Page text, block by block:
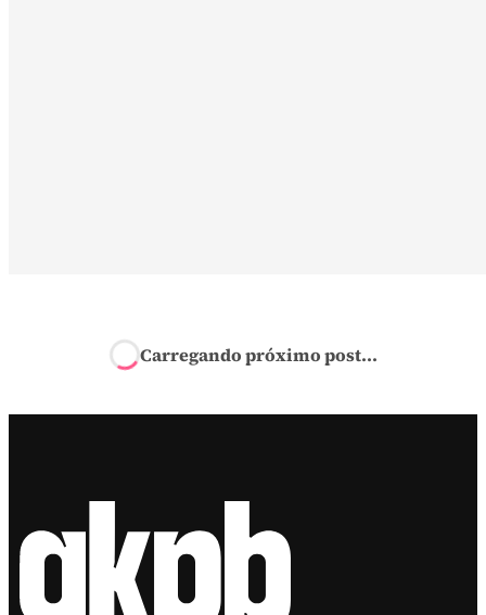
coleção de sapatos, bolsas e acessórios
Santa Lolla e Fini
universo dos doces açucarados
por Nicole Siniscalchi em gkpb.com.br
15 de fevereiro de 2023